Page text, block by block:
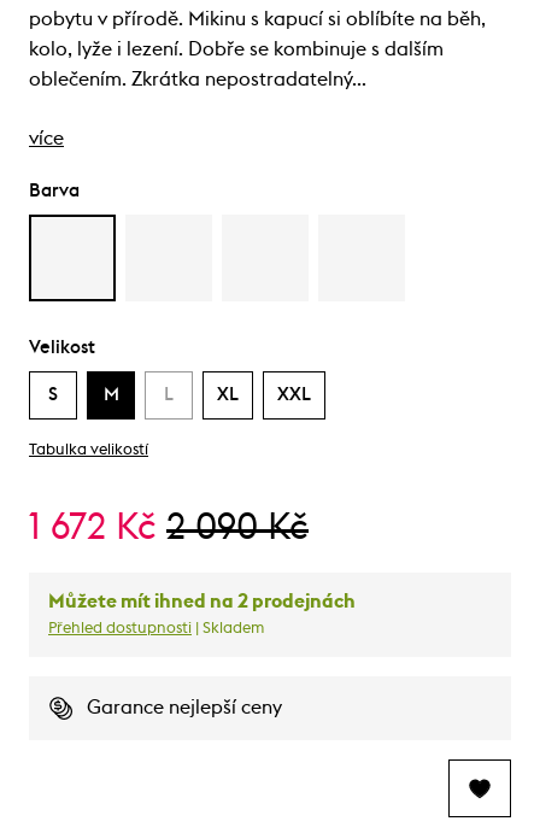
pobytu v přírodě. Mikinu s kapucí si oblíbíte na běh,
kolo, lyže i lezení. Dobře se kombinuje s dalším
oblečením. Zkrátka nepostradatelný…
více
Barva
Velikost
S M L XL XXL
Tabulka velikostí
1 672 Kč 2 090 Kč
Můžete mít ihned na 2 prodejnách
Přehled dostupnosti | Skladem
Garance nejlepší ceny